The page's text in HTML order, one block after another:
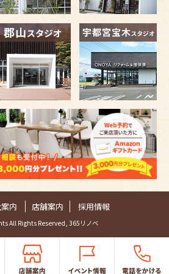
内 店舗案内 採用情報
All Rights Reserved, 365リノベ